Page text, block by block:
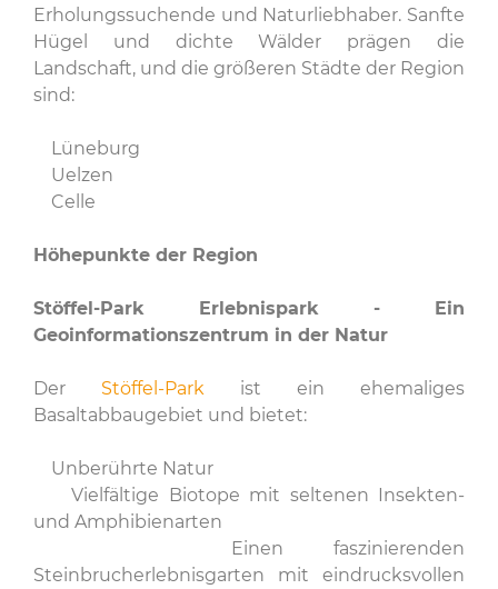
Erholungssuchende und Naturliebhaber. Sanfte
Hügel und dichte Wälder prägen die
Landschaft, und die größeren Städte der Region
sind:
Lüneburg
Uelzen
Celle
Höhepunkte der Region
Stöffel-Park Erlebnispark - Ein
Geoinformationszentrum in der Natur
Der Stöffel-Park ist ein ehemaliges
Basaltabbaugebiet und bietet:
Unberührte Natur
Vielfältige Biotope mit seltenen Insekten-
und Amphibienarten
Einen faszinierenden
Steinbrucherlebnisgarten mit eindrucksvollen